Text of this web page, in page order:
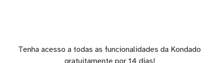
Tenha acesso a todas as funcionalidades da Kondado
gratuitamente por 14 dias!